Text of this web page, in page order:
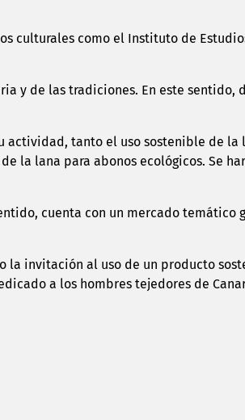
culturales como el Instituto de
y de las tradiciones. En este sentido,
actividad, tanto el uso sostenible de la
la lana para abonos ecológicos. Se
cuenta con un mercado temático
la invitación al uso de un producto
a los hombres tejedores de